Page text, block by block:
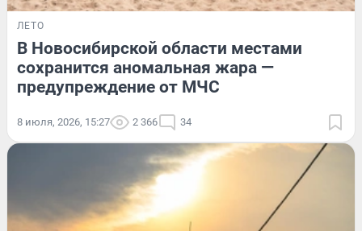
ЛЕТО
В Новосибирской области местами
сохранится аномальная жара —
предупреждение от МЧС
8 июля, 2026, 15:27 2 366 34